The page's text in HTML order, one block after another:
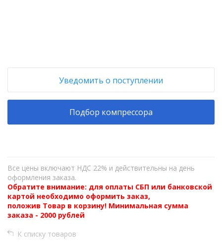
Уведомить о поступлении
Подбор компрессора
Все цены включают НДС 22% и действительны на день
оформления заказа.
Обратите внимание: для оплаты СБП или банковской
картой необходимо оформить заказ,
положив Товар в корзину! Минимальная сумма
заказа - 2000 рублей
К списку товаров